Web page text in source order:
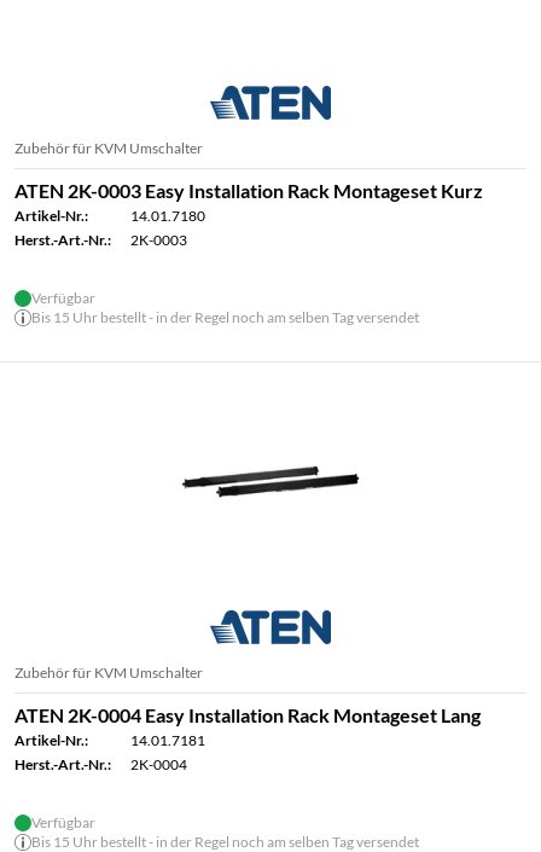
Zubehör für KVM Umschalter
ATEN 2K-0003 Easy Installation Rack Montageset Kurz
Artikel-Nr.:
14.01.7180
Herst.-Art.-Nr.:
2K-0003
Verfügbar
Bis 15 Uhr bestellt - in der Regel noch am selben Tag versendet
Zubehör für KVM Umschalter
ATEN 2K-0004 Easy Installation Rack Montageset Lang
Artikel-Nr.:
14.01.7181
Herst.-Art.-Nr.:
2K-0004
Verfügbar
Bis 15 Uhr bestellt - in der Regel noch am selben Tag versendet